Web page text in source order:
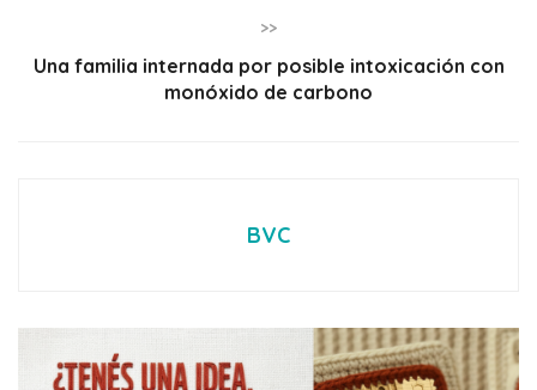
>>
Una familia internada por posible intoxicación con
monóxido de carbono
BVC